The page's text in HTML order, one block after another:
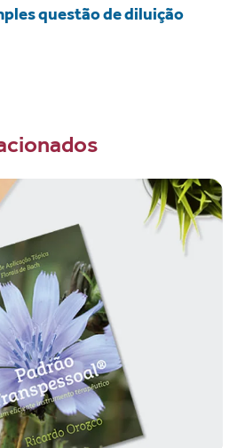
questão de diluição